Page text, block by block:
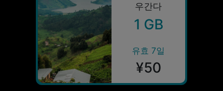
우간다
1 GB
유효 7일
¥50